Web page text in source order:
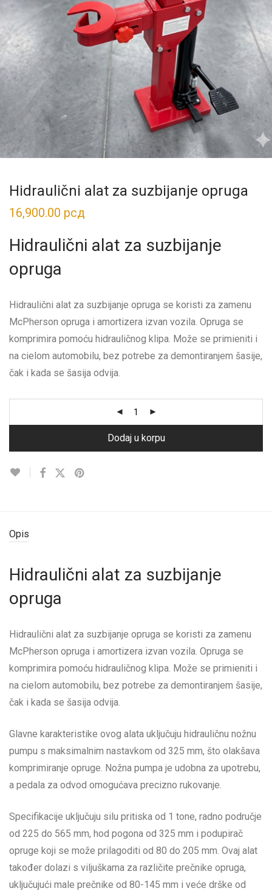
Hidraulični alat za suzbijanje opruga
16,900.00 рсд
Hidraulični alat za suzbijanje
opruga
Hidraulični alat za suzbijanje opruga se koristi za zamenu
McPherson opruga i amortizera izvan vozila. Opruga se
komprimira pomoću hidrauličnog klipa. Može se primieniti i
na cielom automobilu, bez potrebe za demontiranjem šasije,
čak i kada se šasija odvija.
Dodaj u korpu
Opis
Hidraulični alat za suzbijanje
opruga
Hidraulični alat za suzbijanje opruga se koristi za zamenu
McPherson opruga i amortizera izvan vozila. Opruga se
komprimira pomoću hidrauličnog klipa. Može se primieniti i
na cielom automobilu, bez potrebe za demontiranjem šasije,
čak i kada se šasija odvija.
Glavne karakteristike ovog alata uključuju hidrauličnu nožnu
pumpu s maksimalnim nastavkom od 325 mm, što olakšava
komprimiranje opruge. Nožna pumpa je udobna za upotrebu,
a pedala za odvod omogućava precizno rukovanje.
Specifikacije uključuju silu pritiska od 1 tone, radno područje
od 225 do 565 mm, hod pogona od 325 mm i podupirač
opruge koji se može prilagoditi od 80 do 205 mm. Ovaj alat
također dolazi s viljuškama za različite prečnike opruga,
uključujući male prečnike od 80-145 mm i veće drške od